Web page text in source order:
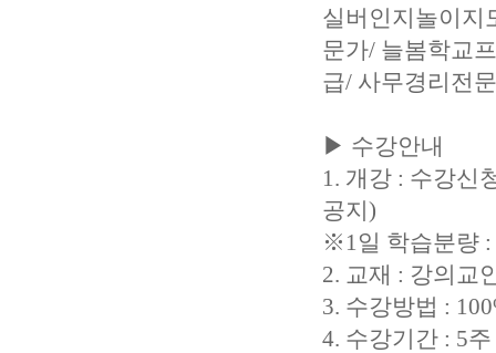
실버인지놀이지
문가/ 늘봄학교
급/ 사무경리전
▶ 수강안내
1. 개강 : 수강신
공지)
※1일 학습분량 :
2. 교재 : 강의교
3. 수강방법 :
4. 수강기간 : 5